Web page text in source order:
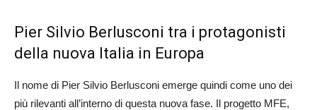
Pier Silvio Berlusconi tra i protagonisti
della nuova Italia in Europa
Il nome di Pier Silvio Berlusconi emerge quindi come uno dei
più rilevanti all’interno di questa nuova fase. Il progetto MFE,